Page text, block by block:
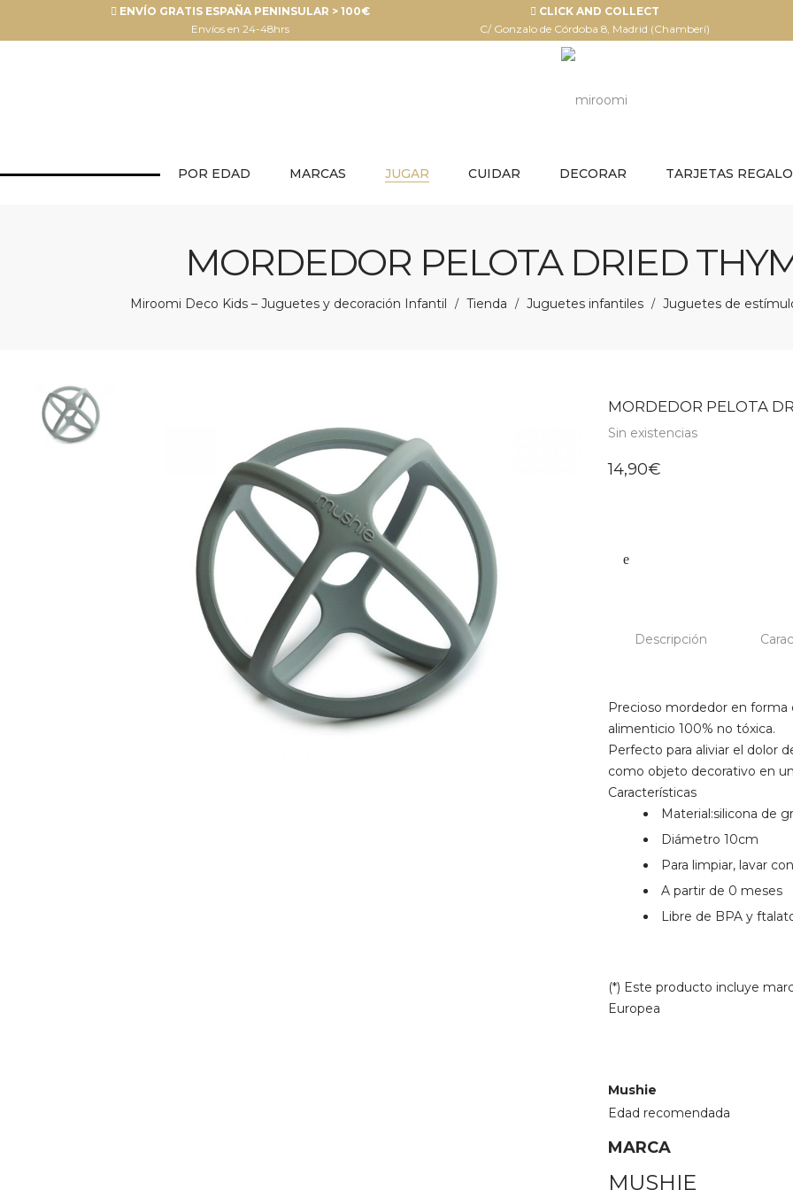
ENVÍO GRATIS ESPAÑA PENINSULAR > 100€
Envíos en 24-48hrs
CLICK AND COLLECT
C/ Gonzalo de Córdoba 8, Madrid (Chamberí)
POR EDAD MARCAS JUGAR CUIDAR DECORAR TARJETAS REGALO
MORDEDOR PELOTA DRIED
Miroomi Deco Kids – Juguetes y decoración Infantil / Tienda / Juguetes infantiles / Juguetes de
MORDEDOR PELOTA
Sin existencias
14,90€
Descripción
Precioso mordedor en
alimenticio 100% no tóxica.
Perfecto para aliviar el dolor
como objeto decorativo en
Características
Material:silicona de
Diámetro 10cm
Para limpiar, lavar
A partir de 0 meses
Libre de BPA y
(*) Este producto incluye
Europea
Mushie
Edad recomendada
MARCA
MUSHIE